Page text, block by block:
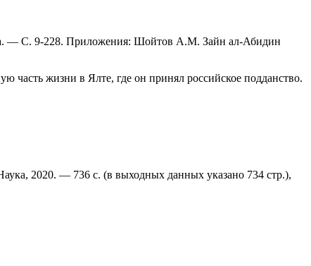
— С. 9-228. Приложения: Шойтов A.M. Зайн ал-Абидин
жизни в Ялте, где он принял российское подданство.
2020. — 736 с. (в выходных данных указано 734 стр.),